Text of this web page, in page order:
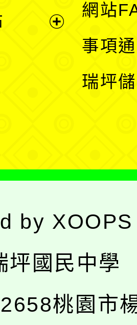
網站
事項
瑞坪
by XOOPS
坪國民中學
桃園市